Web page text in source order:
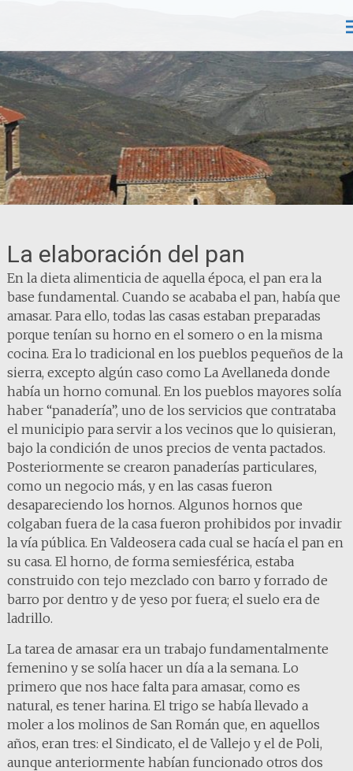
La elaboración del pan
En la dieta alimenticia de aquella época, el pan era la
base fundamental. Cuando se acababa el pan, había que
amasar. Para ello, todas las casas estaban preparadas
porque tenían su horno en el somero o en la misma
cocina. Era lo tradicional en los pueblos pequeños de la
sierra, excepto algún caso como La Avellaneda donde
había un horno comunal. En los pueblos mayores solía
haber “panadería”, uno de los servicios que contrataba
el municipio para servir a los vecinos que lo quisieran,
bajo la condición de unos precios de venta pactados.
Posteriormente se crearon panaderías particulares,
como un negocio más, y en las casas fueron
desapareciendo los hornos. Algunos hornos que
colgaban fuera de la casa fueron prohibidos por invadir
la vía pública. En Valdeosera cada cual se hacía el pan en
su casa. El horno, de forma semiesférica, estaba
construido con tejo mezclado con barro y forrado de
barro por dentro y de yeso por fuera; el suelo era de
ladrillo.
La tarea de amasar era un trabajo fundamentalmente
femenino y se solía hacer un día a la semana. Lo
primero que nos hace falta para amasar, como es
natural, es tener harina. El trigo se había llevado a
moler a los molinos de San Román que, en aquellos
años, eran tres: el Sindicato, el de Vallejo y el de Poli,
aunque anteriormente habían funcionado otros dos